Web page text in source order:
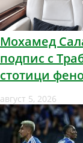
Мохамед
подпис с
стотици
август 5, 2026